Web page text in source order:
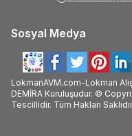
Sosyal Medya
LokmanAVM.com-Lokman
DEMİRA Kuruluşudur. ©
Tescillidir. Tüm Hakları